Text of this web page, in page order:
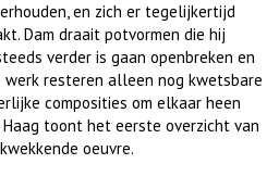
en zich er tegelijkertijd
Dam draait potvormen die hij
verder is gaan openbreken en
resteren alleen nog kwetsbare
composities om elkaar heen
Haag toont het eerste overzicht van
oeuvre.